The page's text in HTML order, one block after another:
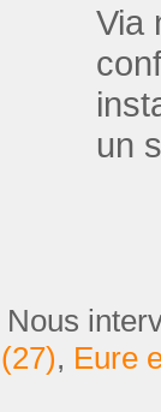
Via
un
Nous
(27), Eure